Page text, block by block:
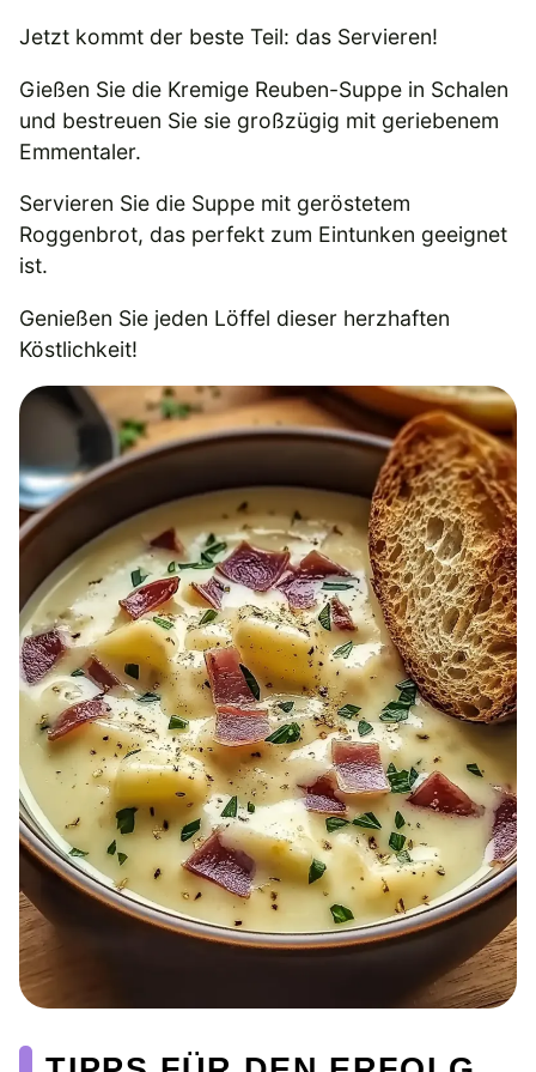
Jetzt kommt der beste Teil: das Servieren!
Gießen Sie die Kremige Reuben-Suppe in Schalen
und bestreuen Sie sie großzügig mit geriebenem
Emmentaler.
Servieren Sie die Suppe mit geröstetem
Roggenbrot, das perfekt zum Eintunken geeignet
ist.
Genießen Sie jeden Löffel dieser herzhaften
Köstlichkeit!